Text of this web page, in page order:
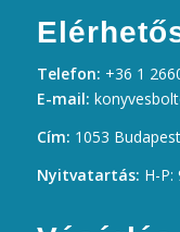
Telefon: +36 1
E-mail:
Cím: 1053
Nyitvatartás: H-P: